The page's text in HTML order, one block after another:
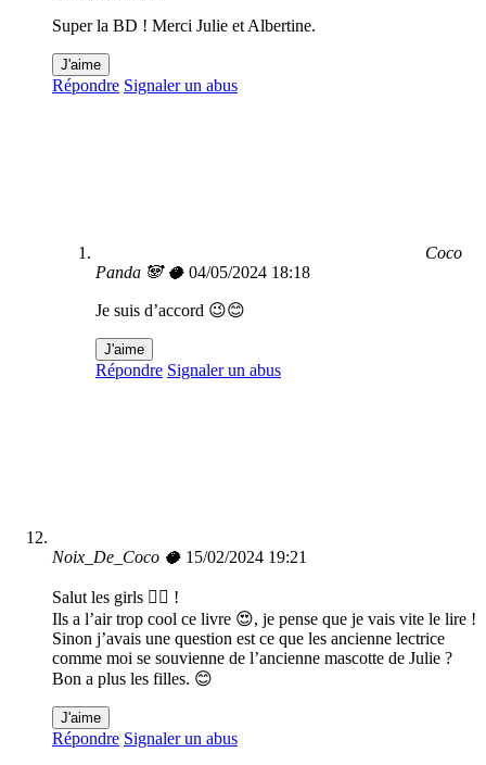
Super la BD ! Merci Julie et Albertine.
J'aime
Répondre Signaler un abus
Coco
Panda 🐼 🥥 04/05/2024 18:18
Je suis d’accord 😉😊
J'aime
Répondre Signaler un abus
Noix_De_Coco 🥥 15/02/2024 19:21
Salut les girls 👯‍♀️ !
Ils a l’air trop cool ce livre 😍, je pense que je vais vite le lire !
Sinon j’avais une question est ce que les ancienne lectrice
comme moi se souvienne de l’ancienne mascotte de Julie ?
Bon a plus les filles. 😊
J'aime
Répondre Signaler un abus